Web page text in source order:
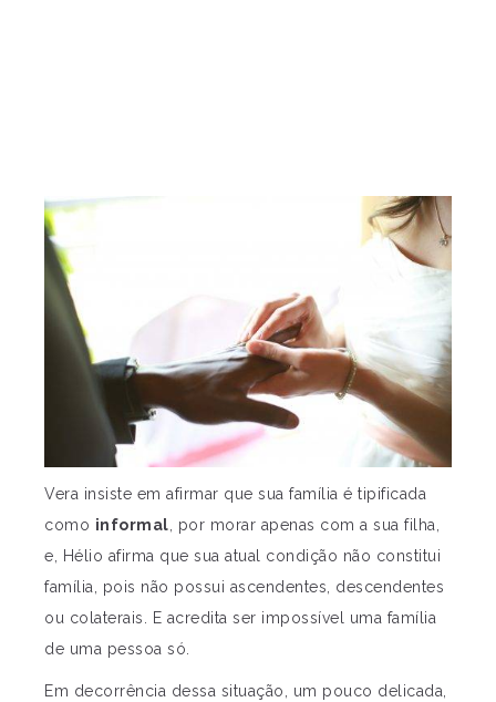
Vera insiste em afirmar que sua família é tipificada
como informal , por morar apenas com a sua filha,
e, Hélio afirma que sua atual condição não constitui
família, pois não possui ascendentes, descendentes
ou colaterais. E acredita ser impossível uma família
de uma pessoa só.
Em decorrência dessa situação, um pouco delicada,